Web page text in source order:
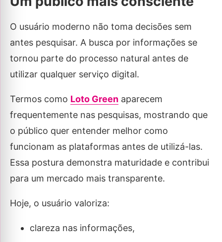
O usuário moderno não toma decisões sem
antes pesquisar. A busca por informações se
tornou parte do processo natural antes de
utilizar qualquer serviço digital.
Termos como Loto Green aparecem
frequentemente nas pesquisas, mostrando que
o público quer entender melhor como
funcionam as plataformas antes de utilizá-las.
Essa postura demonstra maturidade e contribui
para um mercado mais transparente.
Hoje, o usuário valoriza:
clareza nas informações,